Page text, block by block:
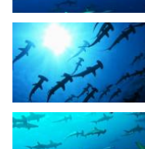
ビ
ン
グ
D(ﾟ
６
ゾ